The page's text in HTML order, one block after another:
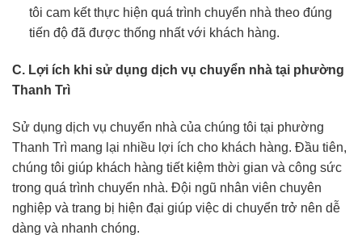
tôi cam kết thực hiện quá trình chuyển nhà theo đúng
tiến độ đã được thống nhất với khách hàng.
C. Lợi ích khi sử dụng dịch vụ chuyển nhà tại phường
Thanh Trì
Sử dụng dịch vụ chuyển nhà của chúng tôi tại phường
Thanh Trì mang lại nhiều lợi ích cho khách hàng. Đầu tiên,
chúng tôi giúp khách hàng tiết kiệm thời gian và công sức
trong quá trình chuyển nhà. Đội ngũ nhân viên chuyên
nghiệp và trang bị hiện đại giúp việc di chuyển trở nên dễ
dàng và nhanh chóng.